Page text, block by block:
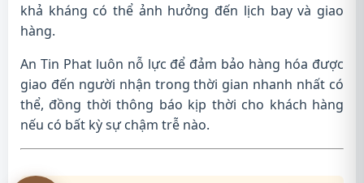
khả kháng có thể ảnh hưởng đến lịch bay và giao
hàng.
An Tin Phat luôn nỗ lực để đảm bảo hàng hóa được
giao đến người nhận trong thời gian nhanh nhất có
thể, đồng thời thông báo kịp thời cho khách hàng
nếu có bất kỳ sự chậm trễ nào.